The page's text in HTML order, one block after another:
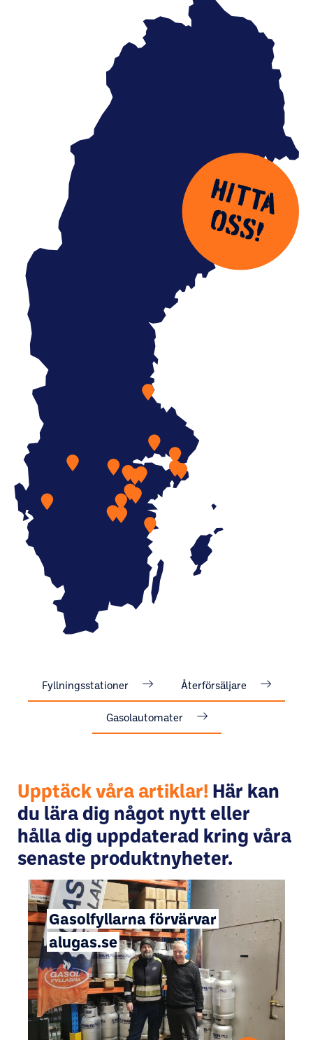
Fyllningsstationer Återförsäljare
Gasolautomater
Upptäck våra artiklar! Här kan
du lära dig något nytt eller
hålla dig uppdaterad kring våra
senaste produktnyheter.
Gasolfyllarna förvärvar
alugas.se